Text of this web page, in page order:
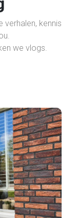
verhalen, kennis
we vlogs.